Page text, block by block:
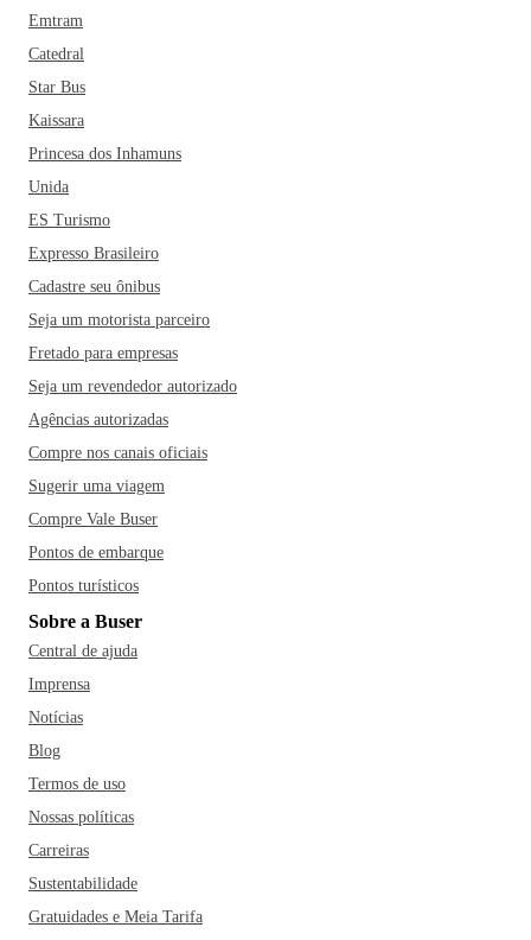
Emtram
Catedral
Star Bus
Kaissara
Princesa dos Inhamuns
Unida
ES Turismo
Expresso Brasileiro
Cadastre seu ônibus
Seja um motorista parceiro
Fretado para empresas
Seja um revendedor autorizado
Agências autorizadas
Compre nos canais oficiais
Sugerir uma viagem
Compre Vale Buser
Pontos de embarque
Pontos turísticos
Sobre a Buser
Central de ajuda
Imprensa
Notícias
Blog
Termos de uso
Nossas políticas
Carreiras
Sustentabilidade
Gratuidades e Meia Tarifa